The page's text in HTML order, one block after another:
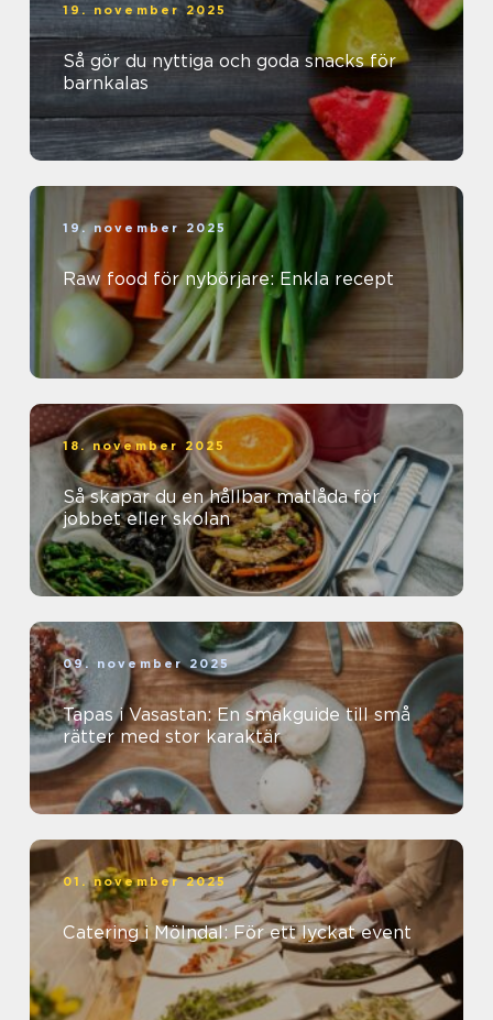
19. november 2025
Så gör du nyttiga och goda snacks för
barnkalas
19. november 2025
Raw food för nybörjare: Enkla recept
18. november 2025
Så skapar du en hållbar matlåda för
jobbet eller skolan
09. november 2025
Tapas i Vasastan: En smakguide till små
rätter med stor karaktär
01. november 2025
Catering i Mölndal: För ett lyckat event